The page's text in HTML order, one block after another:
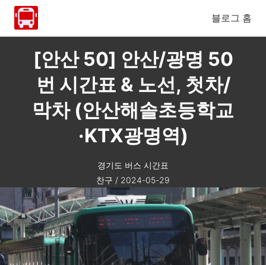
블로그 홈
[안산 50] 안산/광명 50
번 시간표 & 노선, 첫차/
막차 (안산해솔초등학교
·KTX광명역)
경기도 버스 시간표
찬구 / 2024-05-29